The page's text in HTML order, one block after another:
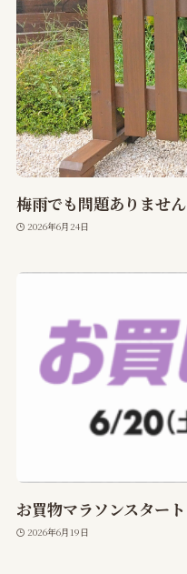
梅雨でも問題ありません
2026年6月24日
お買物マラソンスタート
2026年6月19日